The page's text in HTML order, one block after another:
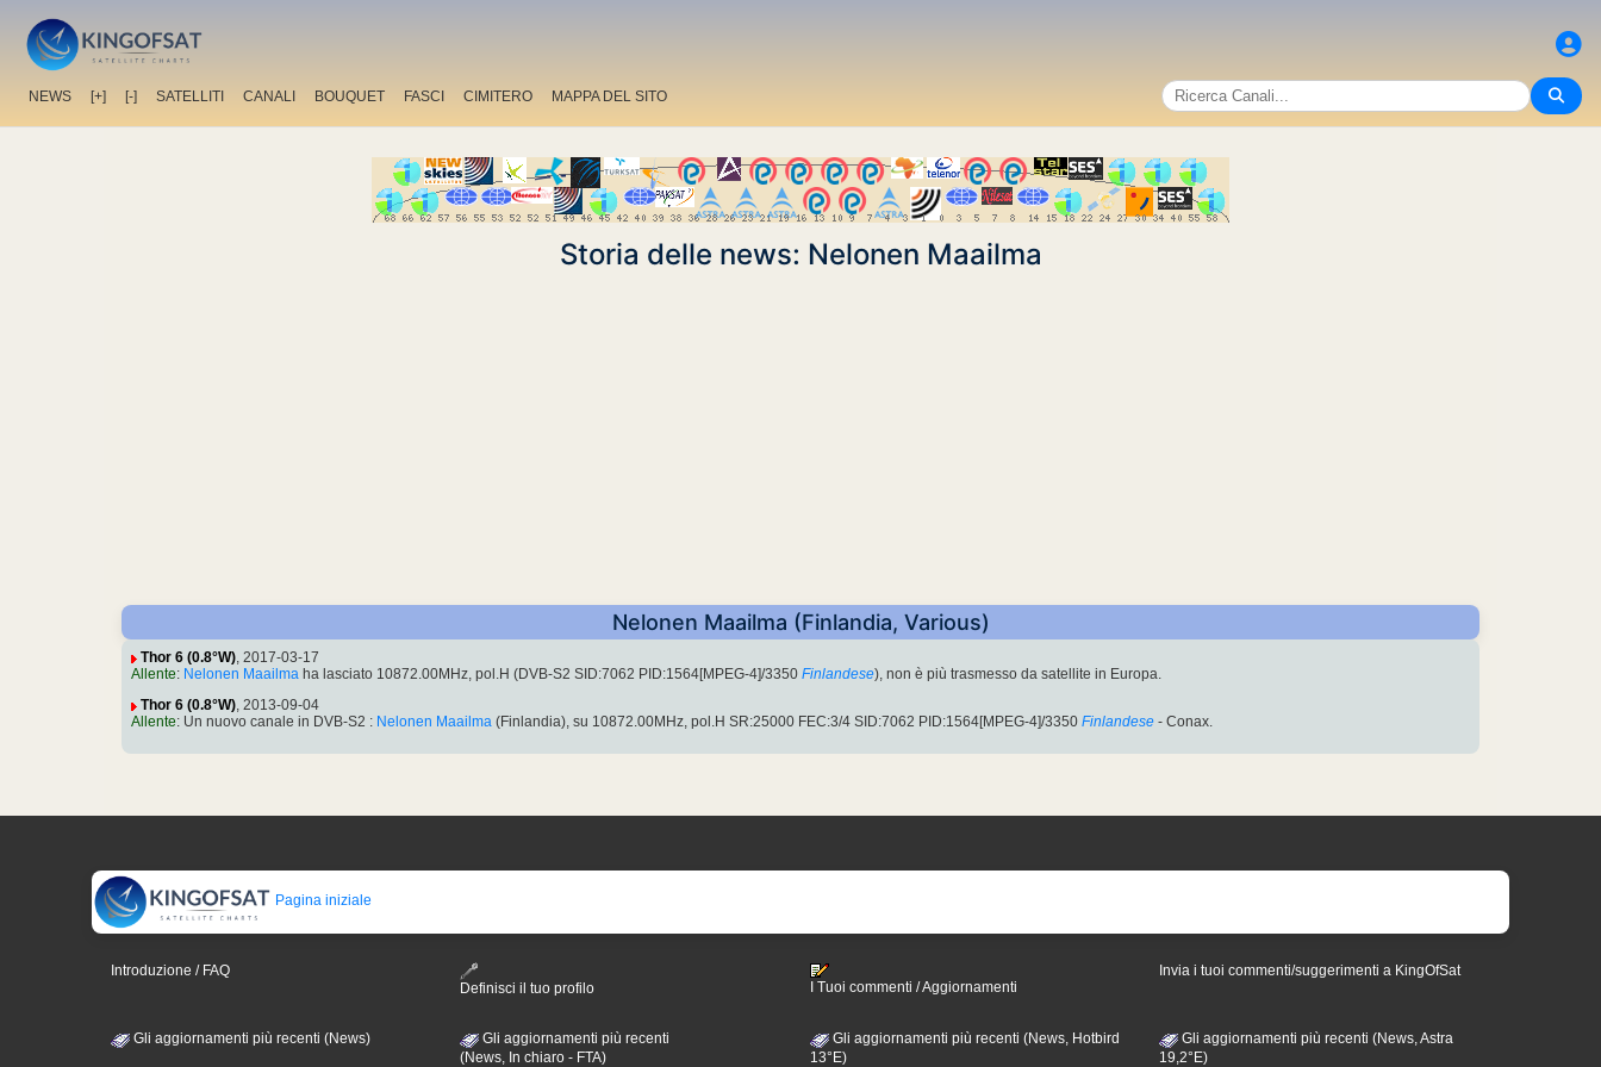
NEWS [+] [-] SATELLITI CANALI BOUQUET FASCI CIMITERO MAPPA DEL SITO
Storia delle news: Nelonen Maailma
Nelonen Maailma (Finlandia, Various)
Thor 6 (0.8°W), 2017-03-17
Allente: Nelonen Maailma ha lasciato 10872.00MHz, pol.H (DVB-S2 SID:7062 PID:1564[MPEG-4]/3350 Finlandese), non è più trasmesso da satellite in Europa.
Thor 6 (0.8°W), 2013-09-04
Allente: Un nuovo canale in DVB-S2 : Nelonen Maailma (Finlandia), su 10872.00MHz, pol.H SR:25000 FEC:3/4 SID:7062 PID:1564[MPEG-4]/3350 Finlandese - Conax.
Pagina iniziale
Introduzione / FAQ
Definisci il tuo profilo
I Tuoi commenti / Aggiornamenti
Invia i tuoi commenti/suggerimenti a KingOfSat
Gli aggiornamenti più recenti (News)
Gli aggiornamenti più recenti
(News, In chiaro - FTA)
Gli aggiornamenti più recenti (News, Hotbird
13°E)
Gli aggiornamenti più recenti (News, Astra
19,2°E)